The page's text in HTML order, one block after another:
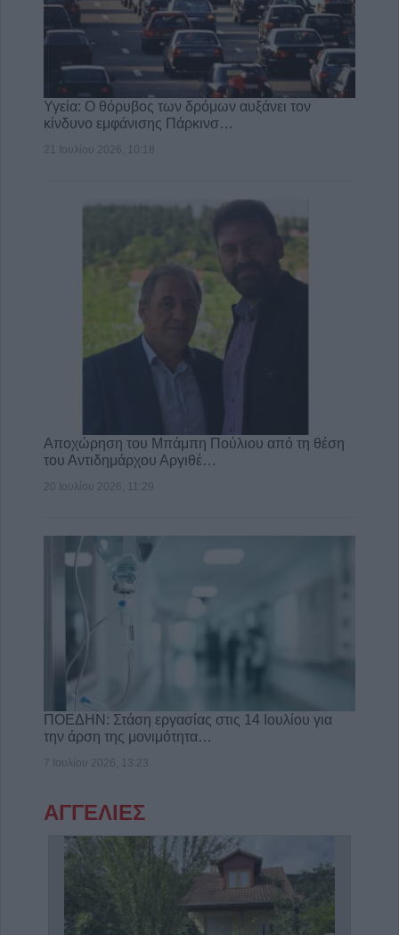
Υγεία: Ο θόρυβος των δρόμων αυξάνει τον
κίνδυνο εμφάνισης Πάρκινσ…
21 Ιουλίου 2026, 10:18
Αποχώρηση του Μπάμπη Πούλιου από τη θέση
του Αντιδημάρχου Αργιθέ…
20 Ιουλίου 2026, 11:29
ΠΟΕΔΗΝ: Στάση εργασίας στις 14 Ιουλίου για
την άρση της μονιμότητα…
7 Ιουλίου 2026, 13:23
ΑΓΓΕΛΙΕΣ